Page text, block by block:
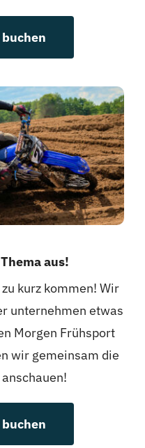
aus!
kurz kommen! Wir
unternehmen etwas
Morgen Frühsport
wir gemeinsam die